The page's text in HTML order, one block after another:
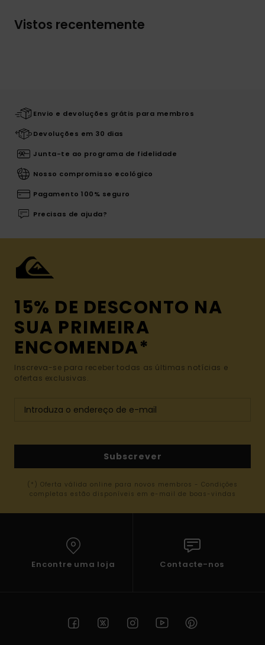
Vistos recentemente
Envio e devoluções grátis para membros
Devoluções em 30 dias
Junta-te ao programa de fidelidade
Nosso compromisso ecológico
Pagamento 100% seguro
Precisas de ajuda?
15% DE DESCONTO NA
SUA PRIMEIRA
ENCOMENDA*
Inscreva-se para receber todas as últimas notícias e
ofertas exclusivas.
Subscrever
(*) Oferta válida online para novos membros - Condições
completas estão disponíveis em e-mail de boas-vindas
Encontre uma loja Contacte-nos